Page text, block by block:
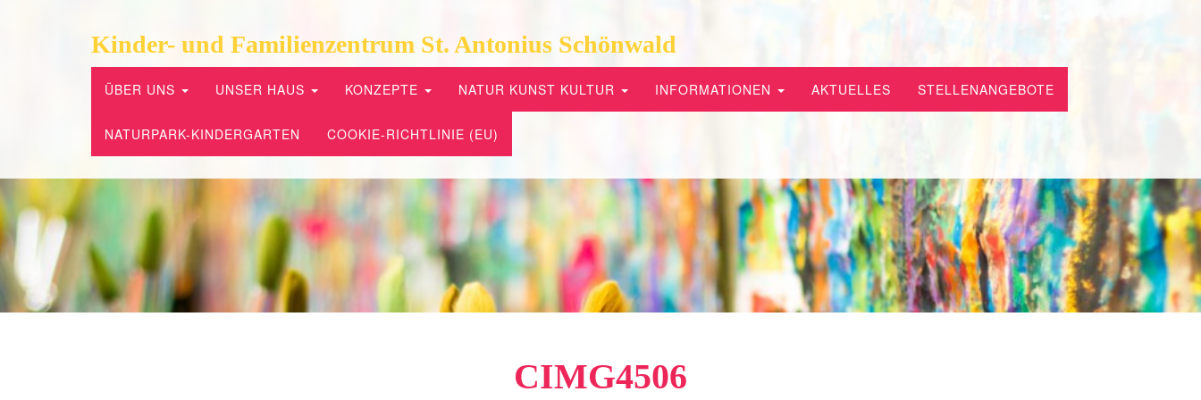
Kinder- und Familienzentrum St. Antonius Schönwald
ÜBER UNS UNSER HAUS KONZEPTE NATUR KUNST KULTUR INFORMATIONEN AKTUELLES STELLENANGEBOTE
NATURPARK-KINDERGARTEN COOKIE-RICHTLINIE (EU)
CIMG4506